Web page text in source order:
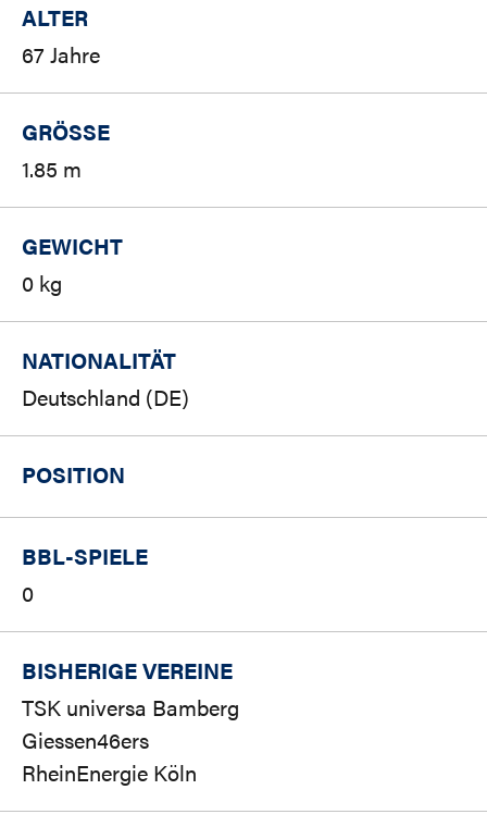
ALTER
67 Jahre
GRÖSSE
1.85 m
GEWICHT
0 kg
NATIONALITÄT
Deutschland (DE)
POSITION
BBL-SPIELE
0
BISHERIGE VEREINE
TSK universa Bamberg
Giessen46ers
RheinEnergie Köln